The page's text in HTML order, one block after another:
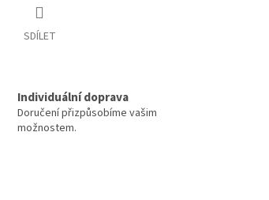
SDÍLET
Individuální doprava
Doručení přizpůsobíme vašim
možnostem.